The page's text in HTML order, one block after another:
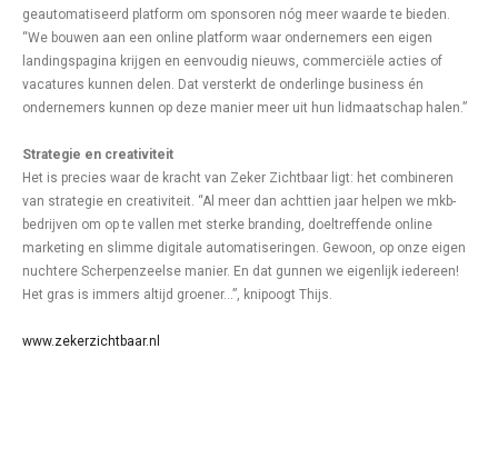
geautomatiseerd platform om sponsoren nóg meer waarde te bieden.
“We bouwen aan een online platform waar ondernemers een eigen
landingspagina krijgen en eenvoudig nieuws, commerciële acties of
vacatures kunnen delen. Dat versterkt de onderlinge business én
ondernemers kunnen op deze manier meer uit hun lidmaatschap halen.”
Strategie en creativiteit
Het is precies waar de kracht van Zeker Zichtbaar ligt: het combineren
van strategie en creativiteit. “Al meer dan achttien jaar helpen we mkb-
bedrijven om op te vallen met sterke branding, doeltreffende online
marketing en slimme digitale automatiseringen. Gewoon, op onze eigen
nuchtere Scherpenzeelse manier. En dat gunnen we eigenlijk iedereen!
Het gras is immers altijd groener…”, knipoogt Thijs.
www.zekerzichtbaar.nl